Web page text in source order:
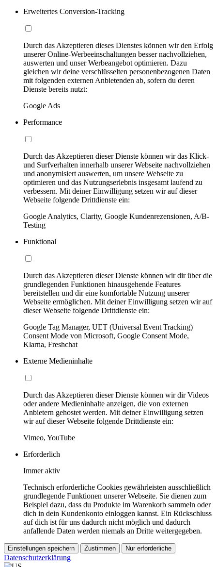
Erweitertes Conversion-Tracking
Durch das Akzeptieren dieses Dienstes können wir den Erfolg
unserer Online-Werbeeinschaltungen besser nachvollziehen,
auswerten und unser Werbeangebot optimieren. Dazu
gleichen wir deine verschlüsselten personenbezogenen Daten
mit folgenden externen Anbietenden ab, sofern du deren
Dienste bereits nutzt:
Google Ads
Performance
Durch das Akzeptieren dieser Dienste können wir das Klick-
und Surfverhalten innerhalb unserer Webseite nachvollziehen
und anonymisiert auswerten, um unsere Webseite zu
optimieren und das Nutzungserlebnis insgesamt laufend zu
verbessern. Mit deiner Einwilligung setzen wir auf dieser
Webseite folgende Drittdienste ein:
Google Analytics, Clarity, Google Kundenrezensionen, A/B-
Testing
Funktional
Durch das Akzeptieren dieser Dienste können wir dir über die
grundlegenden Funktionen hinausgehende Features
bereitstellen und dir eine komfortable Nutzung unserer
Webseite ermöglichen. Mit deiner Einwilligung setzen wir auf
dieser Webseite folgende Drittdienste ein:
Google Tag Manager, UET (Universal Event Tracking)
Consent Mode von Microsoft, Google Consent Mode,
Klarna, Freshchat
Externe Medieninhalte
Durch das Akzeptieren dieser Dienste können wir dir Videos
oder andere Medieninhalte anzeigen, die von externen
Anbietern gehostet werden. Mit deiner Einwilligung setzen
wir auf dieser Webseite folgende Drittdienste ein:
Vimeo, YouTube
Erforderlich
Immer aktiv
Technisch erforderliche Cookies gewährleisten ausschließlich
grundlegende Funktionen unserer Webseite. Sie dienen zum
Beispiel dazu, dass du Produkte im Warenkorb sammeln oder
dich in dein Kundenkonto einloggen kannst. Ein Rückschluss
auf dich ist für uns dadurch nicht möglich und dadurch
anfallende Daten werden niemals an Dritte weitergegeben.
Einstellungen speichern Zustimmen Nur erforderliche
Datenschutzerklärung